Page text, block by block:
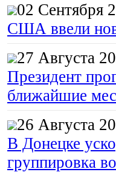
02 Сентября
США ввели
27 Августа
Президент
ближайшие
26 Августа
В Донецке
группировка